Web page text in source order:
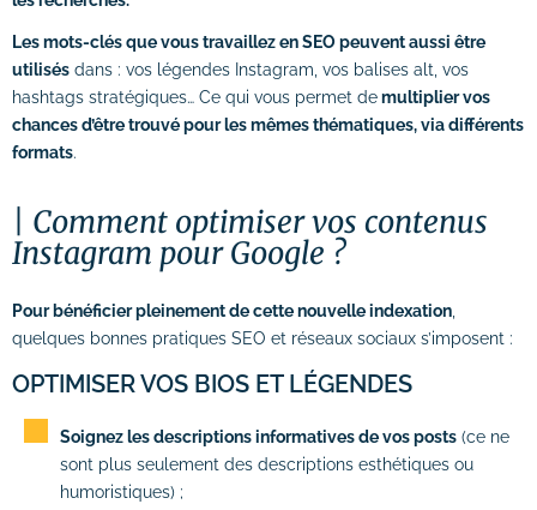
Les mots-clés que vous travaillez en SEO peuvent aussi être
utilisés dans : vos légendes Instagram, vos balises alt, vos
hashtags stratégiques… Ce qui vous permet demultiplier vos
chances d’être trouvé pour les mêmes thématiques, via différents
formats.
Comment optimiser vos contenus
Instagram pour Google ?
Pour bénéficier pleinement de cette nouvelle indexation
quelques bonnes pratiques SEO et réseaux sociaux s’imposent :
OPTIMISER VOS BIOS ET LÉGENDES
Soignez les descriptions informatives de vos posts (ce ne
sont plus seulement des descriptions esthétiques ou
humoristiques) ;